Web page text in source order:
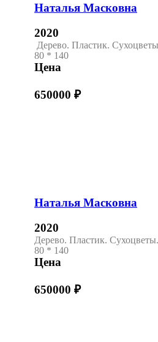
Наталья Масковна
2020
Дерево. Пластик.
80 * 140
Цена
650000 ₽
Наталья Масковна
2020
Дерево. Пластик.
80 * 140
Цена
650000 ₽